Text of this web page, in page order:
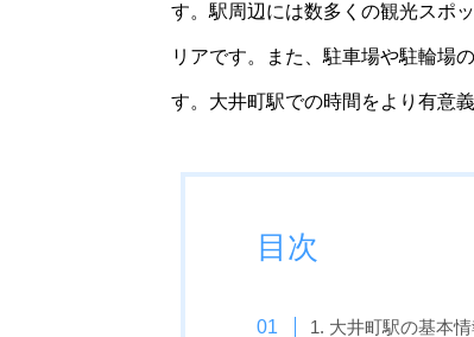
す。駅周辺には数多くの観光スポ
リアです。また、駐車場や駐輪場
す。大井町駅での時間をより有意
目次
1. 大井町駅の基本